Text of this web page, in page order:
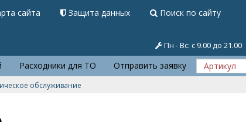
сайта Защита данных Поиск по сайту
Пн - Вс: с 9.00 до 21.00
Расходники для ТО Отправить заявку
обслуживание